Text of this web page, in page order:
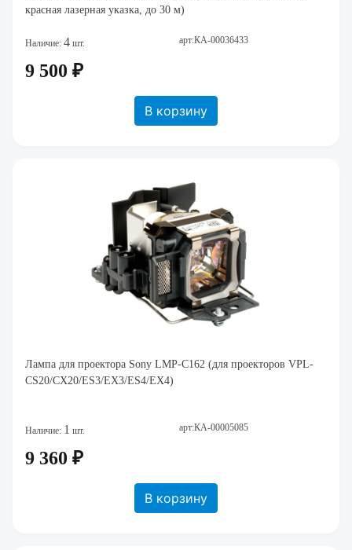
красная лазерная указка, до 30 м)
Наличие: 4 шт. арт:КА-00036433
9 500 ₽
В корзину
Лампа для проектора Sony LMP-C162 (для проекторов VPL-
CS20/CX20/ES3/EX3/ES4/EX4)
Наличие: 1 шт. арт:КА-00005085
9 360 ₽
В корзину